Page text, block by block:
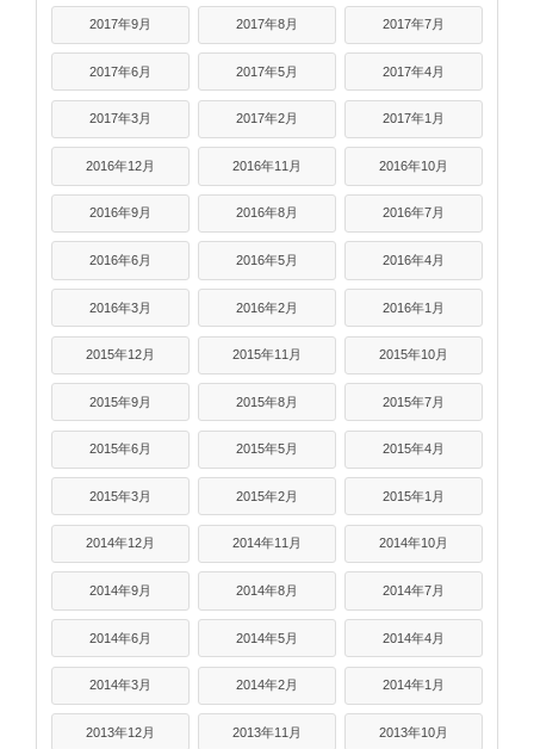
2017年9月 2017年8月 2017年7月
2017年6月 2017年5月 2017年4月
2017年3月 2017年2月 2017年1月
2016年12月 2016年11月 2016年10月
2016年9月 2016年8月 2016年7月
2016年6月 2016年5月 2016年4月
2016年3月 2016年2月 2016年1月
2015年12月 2015年11月 2015年10月
2015年9月 2015年8月 2015年7月
2015年6月 2015年5月 2015年4月
2015年3月 2015年2月 2015年1月
2014年12月 2014年11月 2014年10月
2014年9月 2014年8月 2014年7月
2014年6月 2014年5月 2014年4月
2014年3月 2014年2月 2014年1月
2013年12月 2013年11月 2013年10月